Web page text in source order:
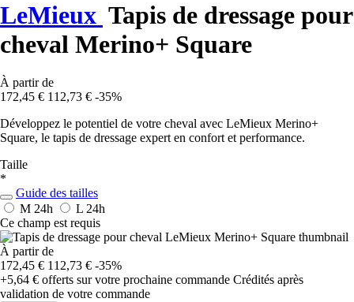
LeMieux Tapis de dressage pour
cheval Merino+ Square
À partir de
172,45 € 112,73 € -35%
Développez le potentiel de votre cheval avec LeMieux Merino+
Square, le tapis de dressage expert en confort et performance.
Taille
*
Guide des tailles
M 24h L 24h
Ce champ est requis
À partir de
172,45 € 112,73 € -35%
+5,64 € offerts sur votre prochaine commande Crédités après
validation de votre commande